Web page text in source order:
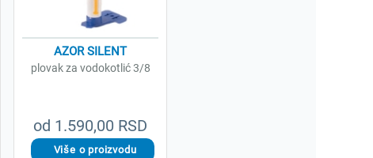
od 1.590,00 RSD
AZOR SILENT
plovak za vodokotlić 3/8